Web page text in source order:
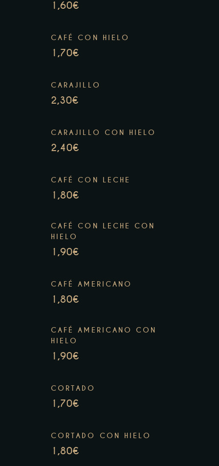
1,60€
CAFÉ CON HIELO
1,70€
CARAJILLO
2,30€
CARAJILLO CON HIELO
2,40€
CAFÉ CON LECHE
1,80€
CAFÉ CON LECHE CON
HIELO
1,90€
CAFÉ AMERICANO
1,80€
CAFÉ AMERICANO CON
HIELO
1,90€
CORTADO
1,70€
CORTADO CON HIELO
1,80€